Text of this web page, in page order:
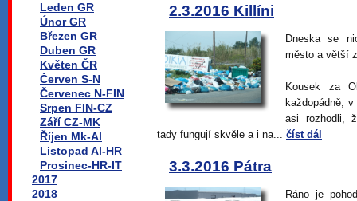
Leden GR
Únor GR
Březen GR
Duben GR
Květen ČR
Červen S-N
Červenec N-FIN
Srpen FIN-CZ
Září CZ-MK
Říjen Mk-Al
Listopad Al-HR
Prosinec-HR-IT
2017
2018
2.3.2016 Killíni
Dneska se
město a větší
Kousek za
každopádně,
asi rozhodli,
tady fungují skvěle a i na... číst dál
3.3.2016 Pátra
Ráno je